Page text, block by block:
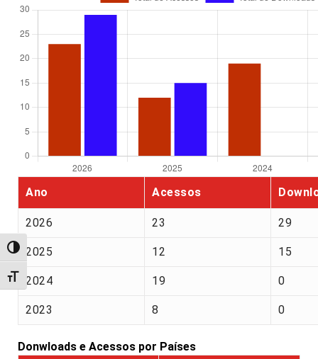
Alternar alto contraste
Alternar tamanho da fonte
Ano Acessos
2026 23 29
2025 12 15
2024 19 0
2023 8 0
Donwloads e Acessos por Países